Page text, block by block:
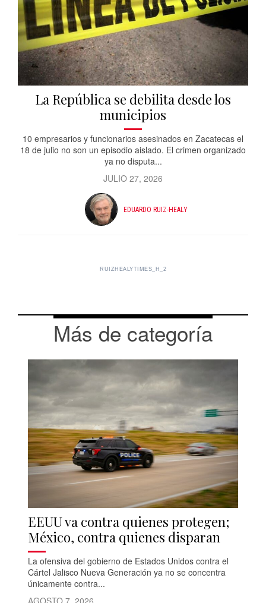
La República se debilita desde los
municipios
10 empresarios y funcionarios asesinados en Zacatecas el
18 de julio no son un episodio aislado. El crimen organizado
ya no disputa...
JULIO 27, 2026
EDUARDO RUIZ-HEALY
RUIZHEALYTIMES_H_2
Más de categoría
EEUU va contra quienes protegen;
México, contra quienes disparan
La ofensiva del gobierno de Estados Unidos contra el
Cártel Jalisco Nueva Generación ya no se concentra
únicamente contra...